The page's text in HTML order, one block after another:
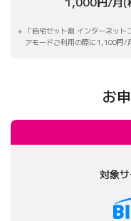
「自宅セット割 インターネッ
アモードご利用の際に1,100円/
お
対象